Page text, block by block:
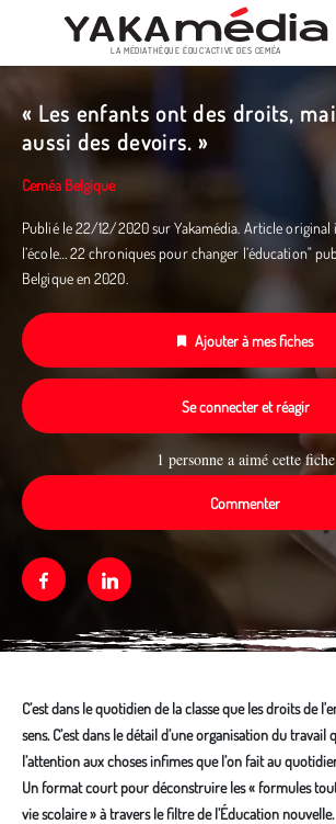
principal
LA MÉDIATHÈQUE ÉDUC’ACTIVE DES CEMÉA
« Les enfants ont des droits,
aussi des devoirs. »
Ceméa Belgique
Publié le 22/12/2020 sur Yakamédia. Article original
l’école… 22 chroniques pour changer l’éducation"
Belgique en 2020.
Ajouter à mes fiches
Se connecter et réagir
1 personne a aimé cette fiche
Commenter
FacebookLinkedin
C’est dans le quotidien de la classe que les droits de
sens. C’est dans le détail d’une organisation du travail
l’attention aux choses infimes que l’on fait au
Un format court pour déconstruire les « formules
vie scolaire » à travers le filtre de l’Éducation nouvelle.